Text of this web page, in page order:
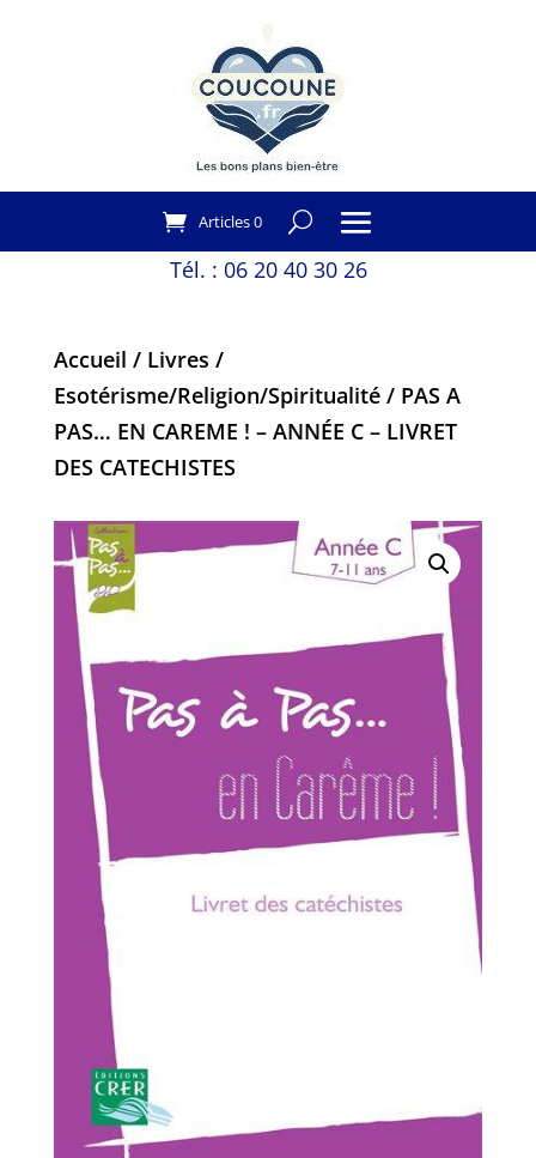
Articles 0
Tél. : 06 20 40 30 26
Accueil / Livres /
Esotérisme/Religion/Spiritualité/ PAS A
PAS… EN CAREME ! – ANNÉE C – LIVRET
DES CATECHISTES